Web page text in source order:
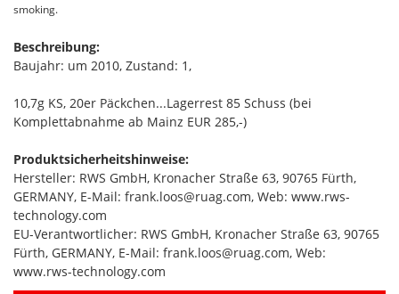
smoking.
Beschreibung:
Baujahr: um 2010, Zustand: 1,
10,7g KS, 20er Päckchen...Lagerrest 85 Schuss (bei
Komplettabnahme ab Mainz EUR 285,-)
Produktsicherheitshinweise:
Hersteller: RWS GmbH, Kronacher Straße 63, 90765 Fürth,
GERMANY, E-Mail: frank.loos@ruag.com, Web: www.rws-
technology.com
EU-Verantwortlicher: RWS GmbH, Kronacher Straße 63, 90765
Fürth, GERMANY, E-Mail: frank.loos@ruag.com, Web:
www.rws-technology.com